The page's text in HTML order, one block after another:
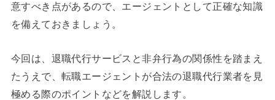
意すべき点があるので、エージェントとして正確な知識
を備えておきましょう。
今回は、退職代行サービスと非弁行為の関係性を踏まえ
たうえで、転職エージェントが合法の退職代行業者を見
極める際のポイントなどを解説します。